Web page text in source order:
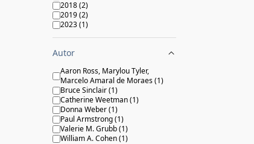
2018(2)
2019(2)
2023(1)
Autor
Aaron Ross, Marylou Tyler,
Marcelo Amaral de Moraes(1)
Bruce Sinclair(1)
Catherine Weetman(1)
Donna Weber(1)
Paul Armstrong(1)
Valerie M. Grubb(1)
William A. Cohen(1)